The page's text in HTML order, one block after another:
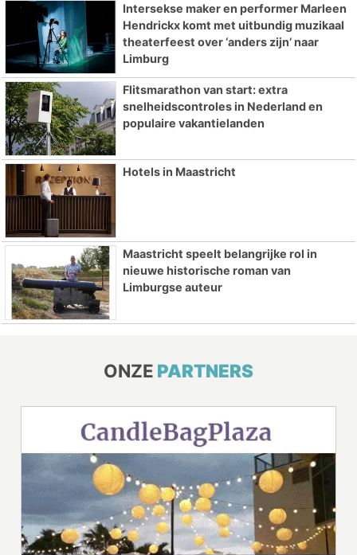
Intersekse maker en performer Marleen
Hendrickx komt met uitbundig muzikaal
theaterfeest over ‘anders zijn’ naar
Limburg
Flitsmarathon van start: extra
snelheidscontroles in Nederland en
populaire vakantielanden
Hotels in Maastricht
Maastricht speelt belangrijke rol in
nieuwe historische roman van
Limburgse auteur
ONZE PARTNERS